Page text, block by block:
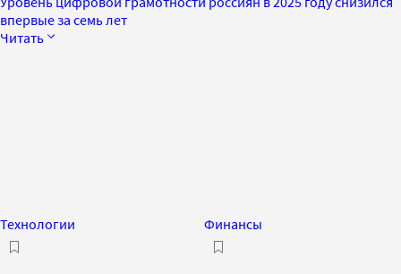
впервые за семь лет
Читать
Технологии Финансы